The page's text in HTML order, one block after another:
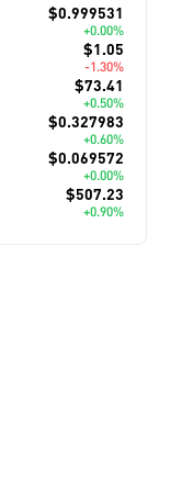
$0.999531
+0.00%
$1.05
-1.30%
$73.41
+0.50%
$0.327983
+0.60%
$0.069572
+0.00%
$507.23
+0.90%